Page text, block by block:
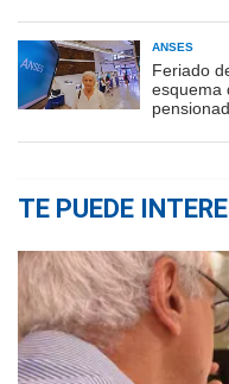
ANSES
Feriado
esquema
TE PUEDE